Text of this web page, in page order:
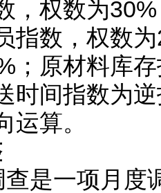
，权数为
指数，权数
；原材料库
时间指数为
运算。
是一项月度